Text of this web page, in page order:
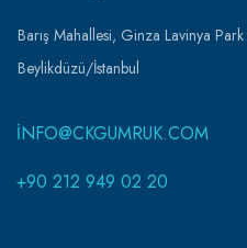
Barış Mahallesi, Ginza Lavinya
Beylikdüzü/İstanbul
INFO@CKGUMRUK.COM
+90 212 949 02 20